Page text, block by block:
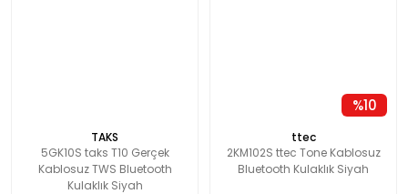
TAKS
5GK10S taks T10 Gerçek
Kablosuz TWS Bluetooth
Kulaklık Siyah
%10
ttec
2KM102S ttec Tone Kablosuz
Bluetooth Kulaklık Siyah